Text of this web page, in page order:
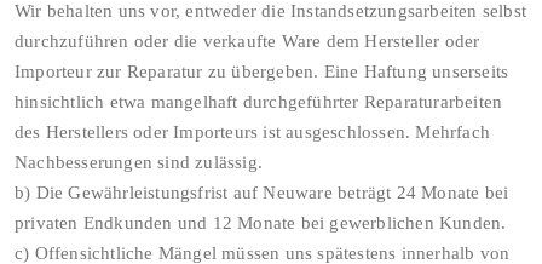
Wir behalten uns vor, entweder die Instandsetzungsarbeiten selbst
durchzuführen oder die verkaufte Ware dem Hersteller oder
Importeur zur Reparatur zu übergeben. Eine Haftung unserseits
hinsichtlich etwa mangelhaft durchgeführter Reparaturarbeiten
des Herstellers oder Importeurs ist ausgeschlossen. Mehrfach
Nachbesserungen sind zulässig.
b) Die Gewährleistungsfrist auf Neuware beträgt 24 Monate bei
privaten Endkunden und 12 Monate bei gewerblichen Kunden.
c) Offensichtliche Mängel müssen uns spätestens innerhalb von